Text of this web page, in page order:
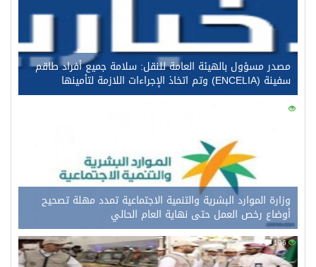
مصدر مسؤول بالهيئة العامة للنقل: سلامة جميع أفراد طاقم
سفينة (ENCELIA) وتم اتخاذ الإجراءات اللازمة لتأمينها
126
وزارة الموارد البشرية والتنمية الاجتماعية تمدد مهلة تصحيح
أوضاع رخص العمل حتى نهاية العام الحالي
106
0